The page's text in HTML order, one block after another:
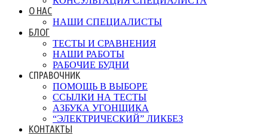
О НАС
НАШИ СПЕЦИАЛИСТЫ
БЛОГ
ТЕСТЫ И СРАВНЕНИЯ
НАШИ РАБОТЫ
РАБОЧИЕ БУДНИ
СПРАВОЧНИК
ПОМОЩЬ В ВЫБОРЕ
ССЫЛКИ НА ТЕСТЫ
АЗБУКА УГОНЩИКА
“ЭЛЕКТРИЧЕСКИЙ” ЛИКБЕЗ
КОНТАКТЫ